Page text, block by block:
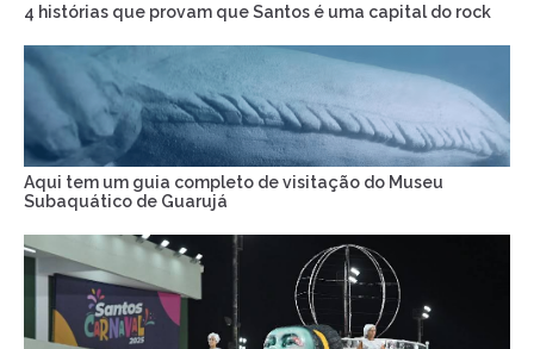
4 histórias que provam que Santos é uma capital do rock
Aqui tem um guia completo de visitação do Museu
Subaquático de Guarujá